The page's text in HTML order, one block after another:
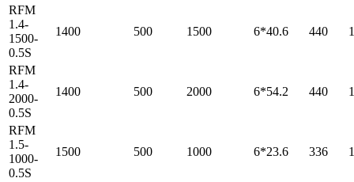
RFM
1.4-
1500-
0.5S
1400 500 1500 6*40.6 440
RFM
1.4-
2000-
0.5S
1400 500 2000 6*54.2 440
RFM
1.5-
1000-
0.5S
1500 500 1000 6*23.6 336